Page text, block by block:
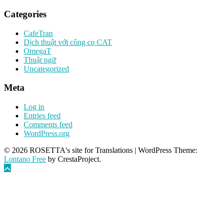
Categories
CafeTran
Dịch thuật với công cụ CAT
OmegaT
Thuật ngữ
Uncategorized
Meta
Log in
Entries feed
Comments feed
WordPress.org
© 2026 ROSETTA's site for Translations | WordPress Theme:
Lontano Free by CrestaProject.